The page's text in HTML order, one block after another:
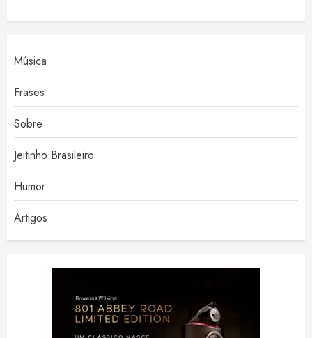
Música
Frases
Sobre
Jeitinho Brasileiro
Humor
Artigos